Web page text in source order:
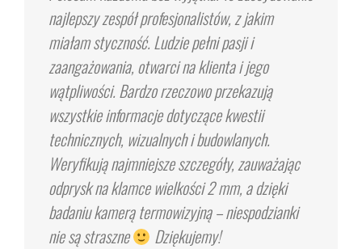
najlepszy zespół profesjonalistów, z jakim
miałam styczność. Ludzie pełni pasji i
zaangażowania, otwarci na klienta i jego
wątpliwości. Bardzo rzeczowo przekazują
wszystkie informacje dotyczące kwestii
technicznych, wizualnych i budowlanych.
Weryfikują najmniejsze szczegóły, zauważając
odprysk na klamce wielkości 2 mm, a dzięki
badaniu kamerą termowizyjną – niespodzianki
nie są straszne
Dziękujemy!